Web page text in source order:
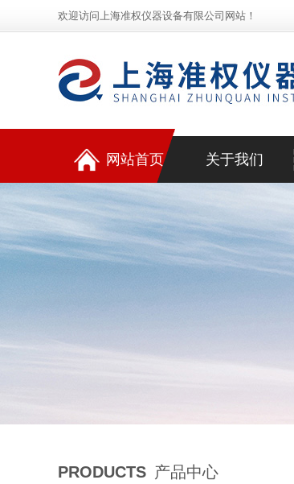
欢迎访问上海准权仪器设备有限公司网站！
网站首页 关于我们
PRODUCTS 产品中心